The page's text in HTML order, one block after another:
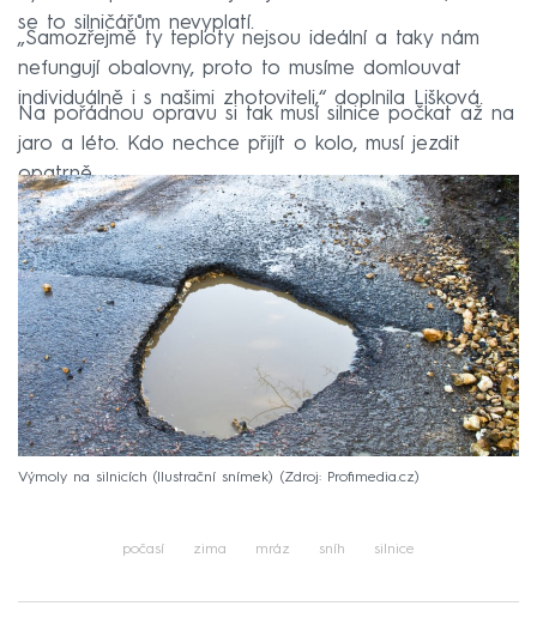
se to silničářům nevyplatí.
„Samozřejmě ty teploty nejsou ideální a taky nám
nefungují obalovny, proto to musíme domlouvat
individuálně i s našimi zhotoviteli,“ doplnila Lišková.
Na pořádnou opravu si tak musí silnice počkat až na
jaro a léto. Kdo nechce přijít o kolo, musí jezdit
opatrně.
Výmoly na silnicích (Ilustrační snímek) Zdroj: Profimedia.cz
počasí zima mráz sníh silnice